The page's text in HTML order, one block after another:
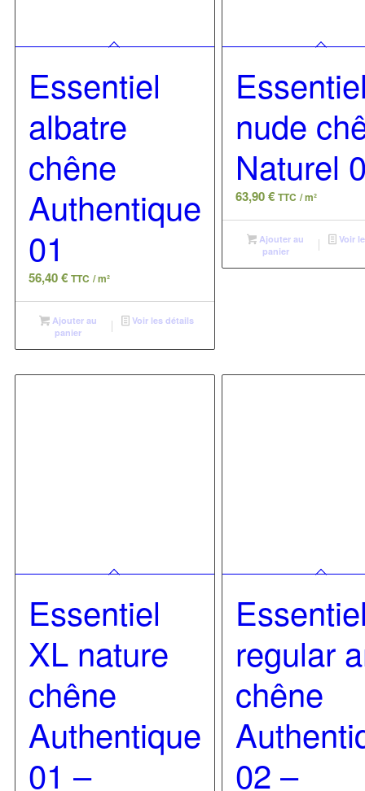
Essentiel
albatre
chêne
Authentique
01
56,40€ TTC / m²
Ajouter au
panier
Voir les détails
nude
Naturel
63,90€ TTC / m²
Ajouter au
panier
Voir
Essentiel
XL nature
chêne
Authentique
01 –
regular
chêne
02 –